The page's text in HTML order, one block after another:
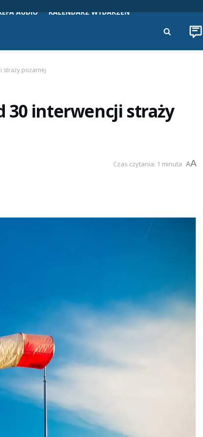
AUDIO KALENDARZ WYDARZEŃ
straży pożarnej
30 interwencji straży
Czas czytania: 1 minuta AA